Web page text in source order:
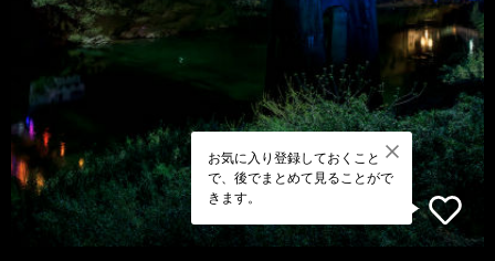
お気に入り登録しておくこと
で、後でまとめて見ることがで
きます。